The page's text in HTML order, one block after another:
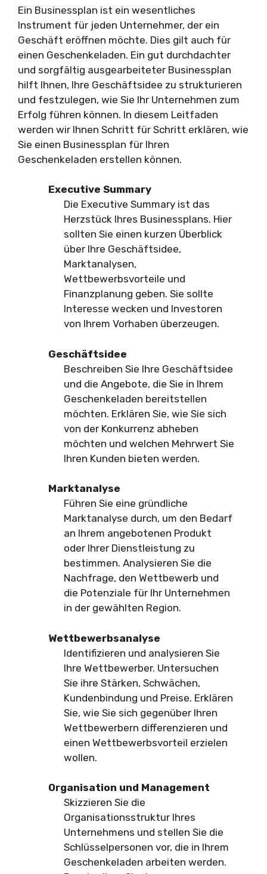
Ein Businessplan ist ein wesentliches
Instrument für jeden Unternehmer, der ein
Geschäft eröffnen möchte. Dies gilt auch für
einen Geschenkeladen. Ein gut durchdachter
und sorgfältig ausgearbeiteter Businessplan
hilft Ihnen, Ihre Geschäftsidee zu strukturieren
und festzulegen, wie Sie Ihr Unternehmen zum
Erfolg führen können. In diesem Leitfaden
werden wir Ihnen Schritt für Schritt erklären, wie
Sie einen Businessplan für Ihren
Geschenkeladen erstellen können.
Executive Summary
Die Executive Summary ist das
Herzstück Ihres Businessplans. Hier
sollten Sie einen kurzen Überblick
über Ihre Geschäftsidee,
Marktanalysen,
Wettbewerbsvorteile und
Finanzplanung geben. Sie sollte
Interesse wecken und Investoren
von Ihrem Vorhaben überzeugen.
Geschäftsidee
Beschreiben Sie Ihre Geschäftsidee
und die Angebote, die Sie in Ihrem
Geschenkeladen bereitstellen
möchten. Erklären Sie, wie Sie sich
von der Konkurrenz abheben
möchten und welchen Mehrwert Sie
Ihren Kunden bieten werden.
Marktanalyse
Führen Sie eine gründliche
Marktanalyse durch, um den Bedarf
an Ihrem angebotenen Produkt
oder Ihrer Dienstleistung zu
bestimmen. Analysieren Sie die
Nachfrage, den Wettbewerb und
die Potenziale für Ihr Unternehmen
in der gewählten Region.
Wettbewerbsanalyse
Identifizieren und analysieren Sie
Ihre Wettbewerber. Untersuchen
Sie ihre Stärken, Schwächen,
Kundenbindung und Preise. Erklären
Sie, wie Sie sich gegenüber Ihren
Wettbewerbern differenzieren und
einen Wettbewerbsvorteil erzielen
wollen.
Organisation und Management
Skizzieren Sie die
Organisationsstruktur Ihres
Unternehmens und stellen Sie die
Schlüsselpersonen vor, die in Ihrem
Geschenkeladen arbeiten werden.